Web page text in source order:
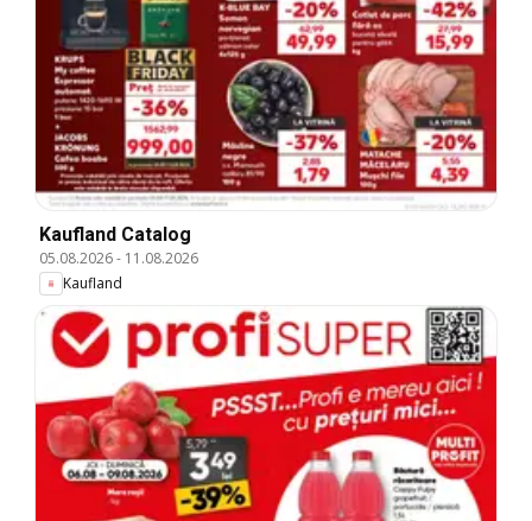
Kaufland Catalog
05.08.2026- 11.08.2026
Kaufland